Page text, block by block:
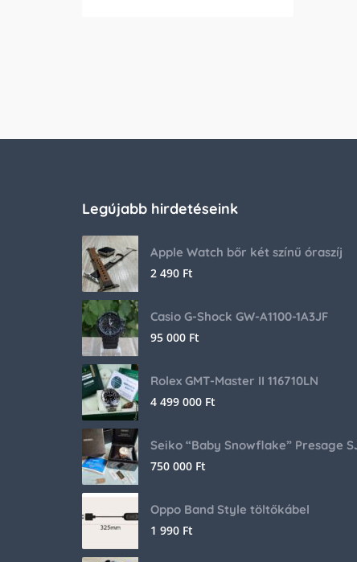
Legújabb hirdetéseink
Apple Watch bőr két színű óraszíj
2 490 Ft
Casio G-Shock GW-A1100-1A3JF
95 000 Ft
Rolex GMT-Master II 116710LN
4 499 000 Ft
750 000 Ft
Oppo Band Style töltőkábel
1 990 Ft